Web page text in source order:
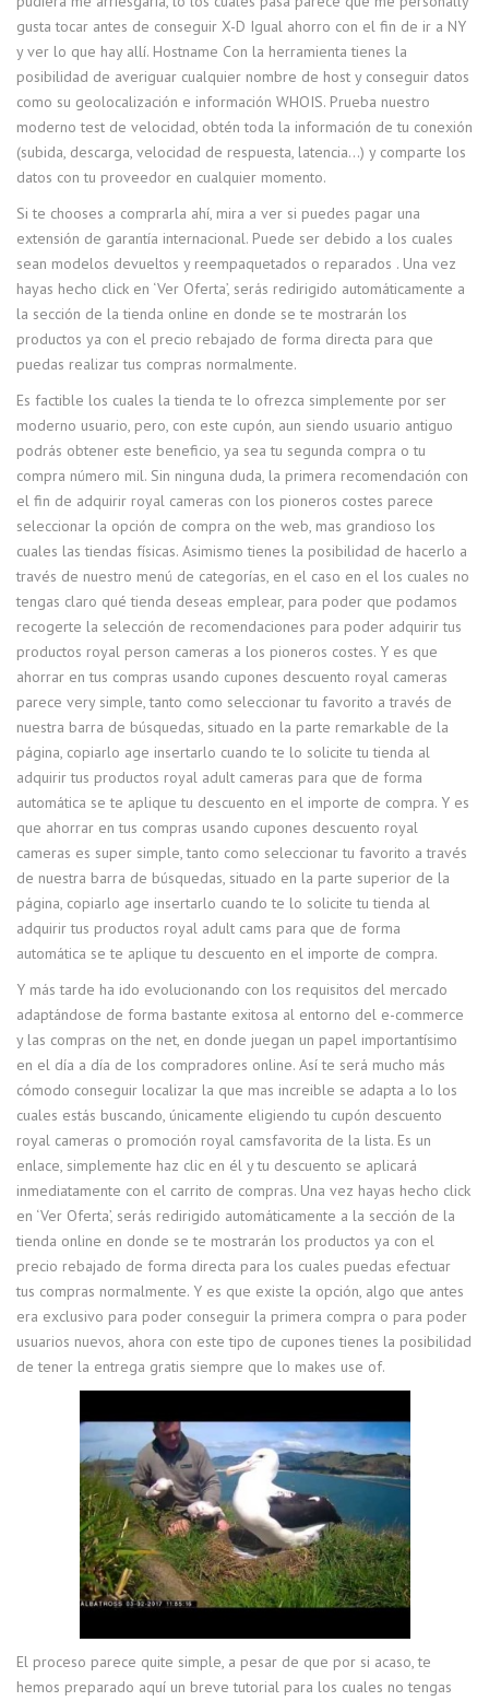
gusta tocar antes de conseguir X-D Igual ahorro con el fin de ir a NY
y ver lo que hay allí. Hostname Con la herramienta tienes la
posibilidad de averiguar cualquier nombre de host y conseguir datos
como su geolocalización e información WHOIS. Prueba nuestro
moderno test de velocidad, obtén toda la información de tu conexión
(subida, descarga, velocidad de respuesta, latencia…) y comparte los
datos con tu proveedor en cualquier momento.
Si te chooses a comprarla ahí, mira a ver si puedes pagar una
extensión de garantía internacional. Puede ser debido a los cuales
sean modelos devueltos y reempaquetados o reparados . Una vez
hayas hecho click en ‘Ver Oferta’, serás redirigido automáticamente a
la sección de la tienda online en donde se te mostrarán los
productos ya con el precio rebajado de forma directa para que
puedas realizar tus compras normalmente.
Es factible los cuales la tienda te lo ofrezca simplemente por ser
moderno usuario, pero, con este cupón, aun siendo usuario antiguo
podrás obtener este beneficio, ya sea tu segunda compra o tu
compra número mil. Sin ninguna duda, la primera recomendación con
el fin de adquirir royal cameras con los pioneros costes parece
seleccionar la opción de compra on the web, mas grandioso los
cuales las tiendas físicas. Asimismo tienes la posibilidad de hacerlo a
través de nuestro menú de categorías, en el caso en el los cuales no
tengas claro qué tienda deseas emplear, para poder que podamos
recogerte la selección de recomendaciones para poder adquirir tus
productos royal person cameras a los pioneros costes. Y es que
ahorrar en tus compras usando cupones descuento royal cameras
parece very simple, tanto como seleccionar tu favorito a través de
nuestra barra de búsquedas, situado en la parte remarkable de la
página, copiarlo age insertarlo cuando te lo solicite tu tienda al
adquirir tus productos royal adult cameras para que de forma
automática se te aplique tu descuento en el importe de compra. Y es
que ahorrar en tus compras usando cupones descuento royal
cameras es super simple, tanto como seleccionar tu favorito a través
de nuestra barra de búsquedas, situado en la parte superior de la
página, copiarlo age insertarlo cuando te lo solicite tu tienda al
adquirir tus productos royal adult cams para que de forma
automática se te aplique tu descuento en el importe de compra.
Y más tarde ha ido evolucionando con los requisitos del mercado
adaptándose de forma bastante exitosa al entorno del e-commerce
y las compras on the net, en donde juegan un papel importantísimo
en el día a día de los compradores online. Así te será mucho más
cómodo conseguir localizar la que mas increible se adapta a lo los
cuales estás buscando, únicamente eligiendo tu cupón descuento
royal cameras o promoción royal camsfavorita de la lista. Es un
enlace, simplemente haz clic en él y tu descuento se aplicará
inmediatamente con el carrito de compras. Una vez hayas hecho click
en ‘Ver Oferta’, serás redirigido automáticamente a la sección de la
tienda online en donde se te mostrarán los productos ya con el
precio rebajado de forma directa para los cuales puedas efectuar
tus compras normalmente. Y es que existe la opción, algo que antes
era exclusivo para poder conseguir la primera compra o para poder
usuarios nuevos, ahora con este tipo de cupones tienes la posibilidad
de tener la entrega gratis siempre que lo makes use of.
El proceso parece quite simple, a pesar de que por si acaso, te
hemos preparado aquí un breve tutorial para los cuales no tengas